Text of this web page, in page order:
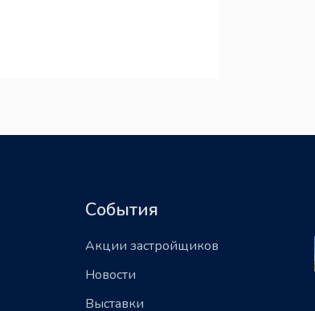
События
Акции застройщиков
Новости
Выставки